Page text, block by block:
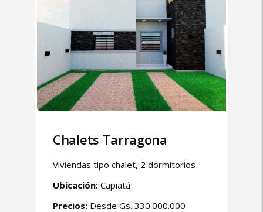
Chalets Tarragona
Viviendas tipo chalet, 2 dormitorios
Ubicación: Capiatá
Precios: Desde Gs. 330.000.000